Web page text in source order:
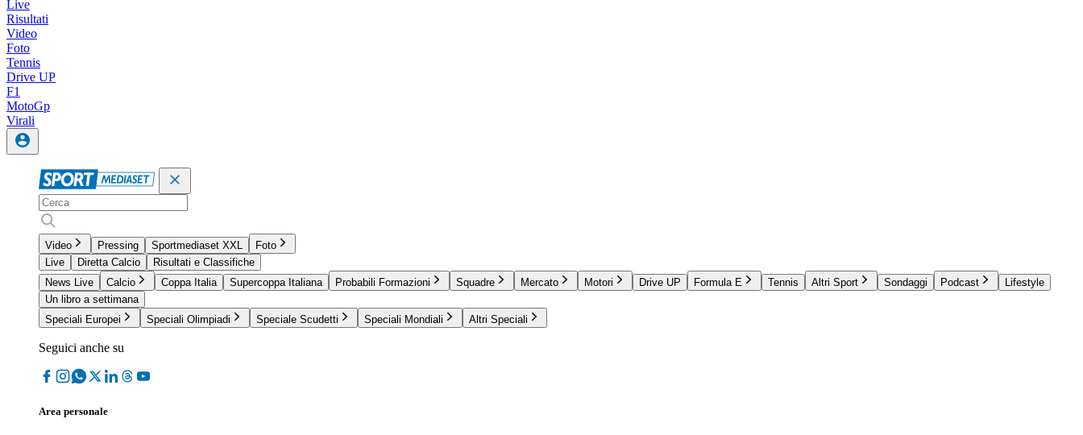
Live
Risultati
Video
Foto
Tennis
Drive UP
F1
MotoGp
Virali
Video Pressing Sportmediaset XXL
Foto
Live
Diretta Calcio
Risultati e Classifiche
News Live
Calcio Coppa Italia Supercoppa Italiana Probabili Formazioni Squadre Mercato Motori Drive UP Formula E Tennis Altri Sport Sondaggi Podcast
Lifestyle
Un libro a settimana
Speciali Europei
Speciali Olimpiadi Speciale Scudetti Speciali Mondiali Altri Speciali
Seguici anche su
Area personale